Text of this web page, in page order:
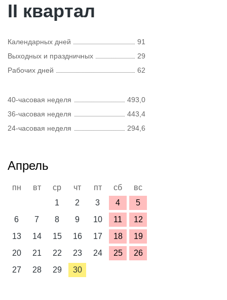
II квартал
Календарных дней
91
Выходных и праздничных
29
Рабочих дней
62
40-часовая неделя
493,0
36-часовая неделя
443,4
24-часовая неделя
294,6
Апрель
пн вт ср чт пт сб
вс
1
2 3 4
5
6
7 8 9 10 11
12
13
14 15 16 17 18
19
20
21 22 23 24 25
26
27
28 29 30